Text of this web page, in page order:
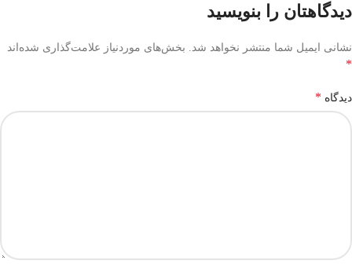
دیدگاهتان را بنویسید
نشانی ایمیل شما منتشر نخواهد شد. بخش‌های موردنیاز علامت‌گذاری شده‌اند
*
دیدگاه *